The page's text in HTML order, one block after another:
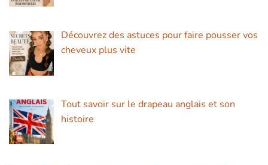
Découvrez des astuces pour faire pousser vos
cheveux plus vite
Tout savoir sur le drapeau anglais et son
histoire